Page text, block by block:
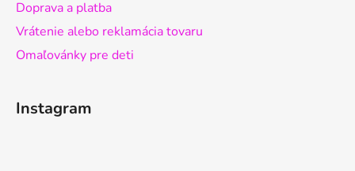
Doprava a platba
Vrátenie alebo reklamácia tovaru
Omaľovánky pre deti
Instagram